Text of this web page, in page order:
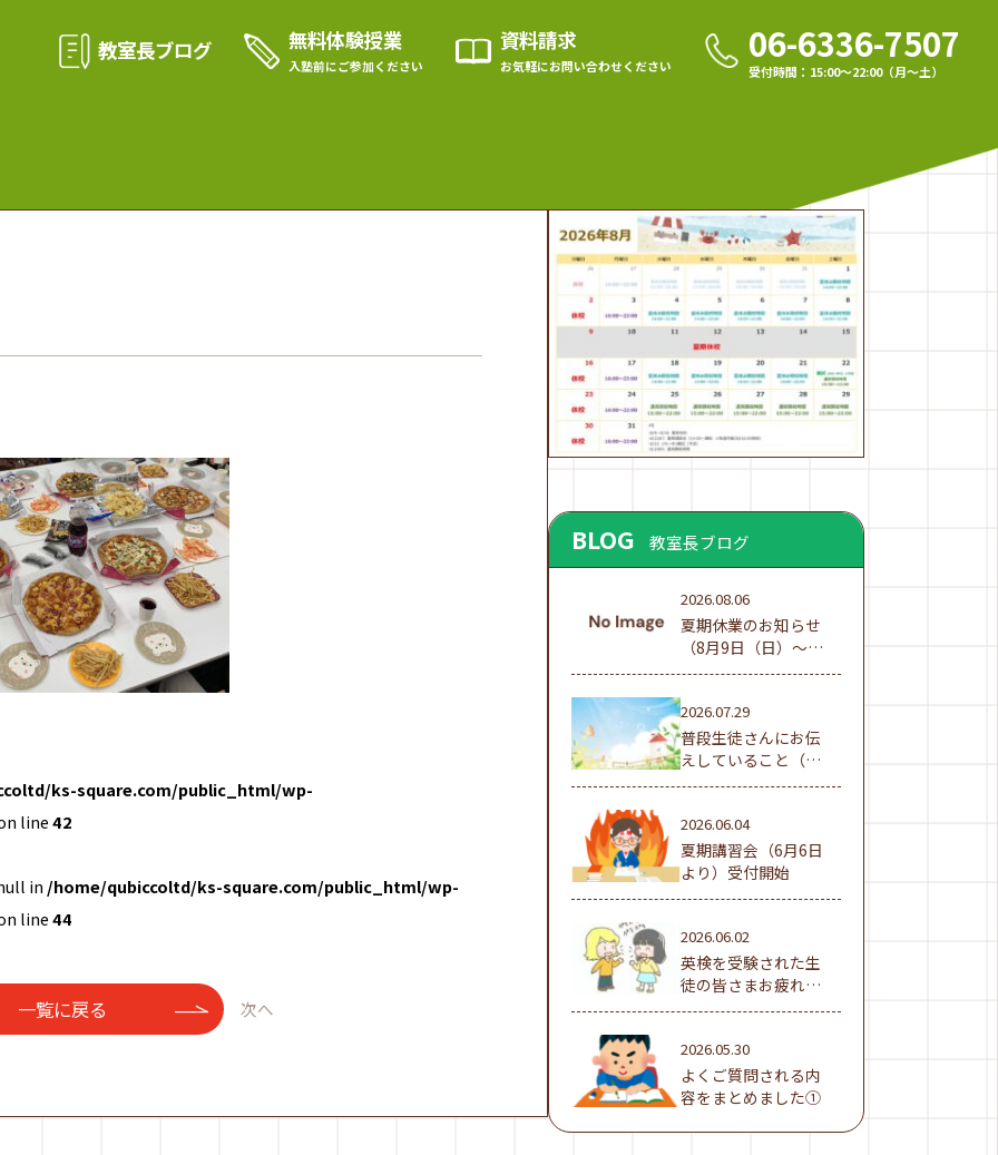
教室長ブログ 無料体験授業
入塾前にご参加ください
資料請求
お気軽にお問い合わせください 06-6336-7507
受付時間：15:00〜22:00（月〜土）
ks-square.com/public_html/wp-
line42
in /home/qubiccoltd/ks-square.com/public_html/wp-
line44
一覧に戻る 次へ
BLOG 教室長ブログ
2026.08.06
夏期休業のお知らせ
（8月9日（日）～16
日（日））
2026.07.29
普段生徒さんにお伝
えしていること（夏
休み編①）
2026.06.04
夏期講習会（6月6日
より）受付開始
2026.06.02
英検を受験された生
徒の皆さまお疲れ様
でした！
2026.05.30
よくご質問される内
容をまとめました①